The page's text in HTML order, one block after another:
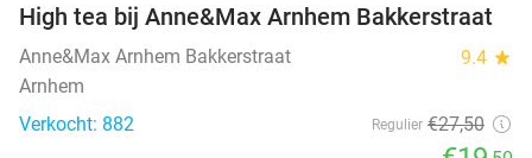
29%
High tea bij Anne&Max Arnhem Bakkerstraat
Anne&Max Arnhem Bakkerstraat 9.4 star
Arnhem
Verkocht: 882
Regulier €27,50